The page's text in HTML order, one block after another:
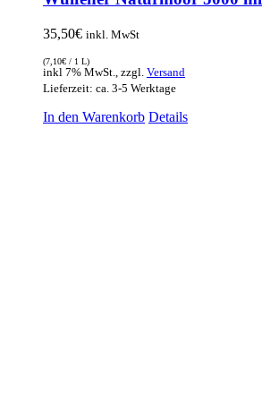
35,50€ inkl. MwSt
(7,10€ / 1 L)
inkl 7% MwSt., zzgl. Versand
Lieferzeit: ca. 3-5 Werktage
In den Warenkorb Details